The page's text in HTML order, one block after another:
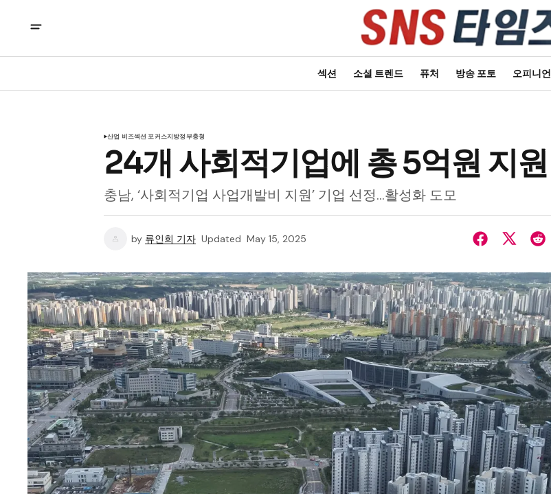
섹션 소셜 트렌드 퓨처 방송 포토 오피니언
산업 비즈섹션 포커스지방정부충청
24개 사회적기업에 총 5억원 지원
충남, ‘사회적기업 사업개발비 지원’ 기업 선정…활성화 도모
by 류인희 기자 Updated May 15, 2025